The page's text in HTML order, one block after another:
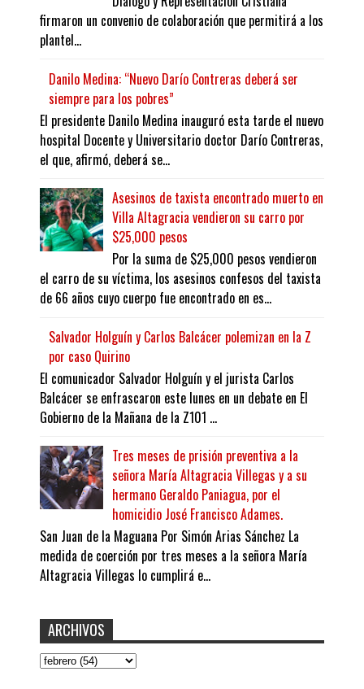
firmaron un convenio de colaboración que permitirá a los
plantel...
Danilo Medina: “Nuevo Darío Contreras deberá ser
siempre para los pobres”
El presidente Danilo Medina inauguró esta tarde el nuevo
hospital Docente y Universitario doctor Darío Contreras,
el que, afirmó, deberá se...
Asesinos de taxista encontrado muerto en
Villa Altagracia vendieron su carro por
$25,000 pesos
Por la suma de $25,000 pesos vendieron
el carro de su víctima, los asesinos confesos del taxista
de 66 años cuyo cuerpo fue encontrado en es...
Salvador Holguín y Carlos Balcácer polemizan en la Z
por caso Quirino
El comunicador Salvador Holguín y el jurista Carlos
Balcácer se enfrascaron este lunes en un debate en El
Gobierno de la Mañana de la Z101 ...
Tres meses de prisión preventiva a la
señora María Altagracia Villegas y a su
hermano Geraldo Paniagua, por el
homicidio José Francisco Adames.
San Juan de la Maguana Por Simón Arias Sánchez La
medida de coerción por tres meses a la señora María
Altagracia Villegas lo cumplirá e...
ARCHIVOS